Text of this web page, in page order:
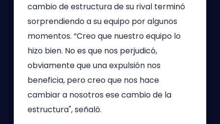
cambio de estructura de su rival terminó
sorprendiendo a su equipo por algunos
momentos. “Creo que nuestro equipo lo
hizo bien. No es que nos perjudicó,
obviamente que una expulsión nos
beneficia, pero creo que nos hace
cambiar a nosotros ese cambio de la
estructura", señaló.